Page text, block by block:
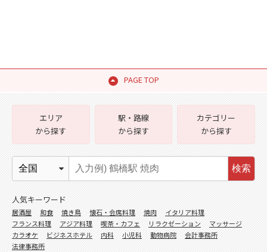
PAGE TOP
エリア
から探す
駅・路線
から探す
カテゴリー
から探す
検索
人気キーワード
居酒屋 和食 焼き鳥 懐石・会席料理 焼肉
イタリア料理
フランス料理
アジア料理 喫茶・カフェ リラクゼーション
マッサージ
カラオケ
ビジネスホテル 内科 小児科 動物病院
会計事務所
法律事務所